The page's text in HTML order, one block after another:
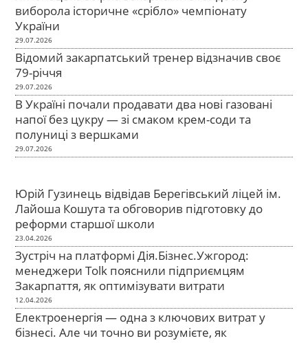
виборола історичне «срібло» чемпіонату
України
29.07.2026
Відомий закарпатський тренер відзначив своє
79-річчя
29.07.2026
В Україні почали продавати два нові газовані
напої без цукру — зі смаком крем-соди та
полуниці з вершками
29.07.2026
Юрій Гузинець відвідав Берегівський ліцей ім.
Лайоша Кошута та обговорив підготовку до
реформи старшої школи
23.04.2026
Зустріч на платформі Дія.Бізнес.Ужгород:
менеджери Tolk пояснили підприємцям
Закарпаття, як оптимізувати витрати
12.04.2026
Електроенергія — одна з ключових витрат у
бізнесі. Але чи точно ви розумієте, як